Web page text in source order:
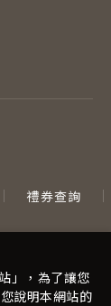
禮券查詢
」，為了讓您
說明本網站的